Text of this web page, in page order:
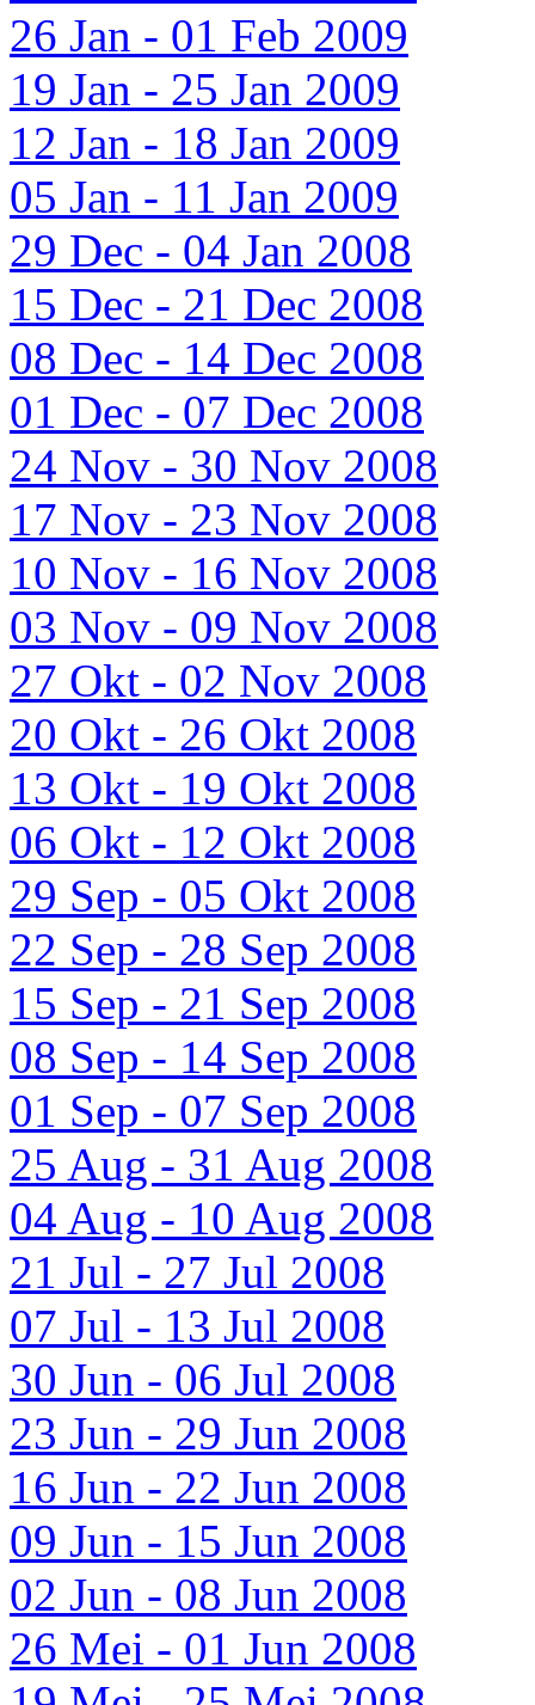
26 Jan - 01 Feb 2009
19 Jan - 25 Jan 2009
12 Jan - 18 Jan 2009
05 Jan - 11 Jan 2009
29 Dec - 04 Jan 2008
15 Dec - 21 Dec 2008
08 Dec - 14 Dec 2008
01 Dec - 07 Dec 2008
24 Nov - 30 Nov 2008
17 Nov - 23 Nov 2008
10 Nov - 16 Nov 2008
03 Nov - 09 Nov 2008
27 Okt - 02 Nov 2008
20 Okt - 26 Okt 2008
13 Okt - 19 Okt 2008
06 Okt - 12 Okt 2008
29 Sep - 05 Okt 2008
22 Sep - 28 Sep 2008
15 Sep - 21 Sep 2008
08 Sep - 14 Sep 2008
01 Sep - 07 Sep 2008
25 Aug - 31 Aug 2008
04 Aug - 10 Aug 2008
21 Jul - 27 Jul 2008
07 Jul - 13 Jul 2008
30 Jun - 06 Jul 2008
23 Jun - 29 Jun 2008
16 Jun - 22 Jun 2008
09 Jun - 15 Jun 2008
02 Jun - 08 Jun 2008
26 Mei - 01 Jun 2008